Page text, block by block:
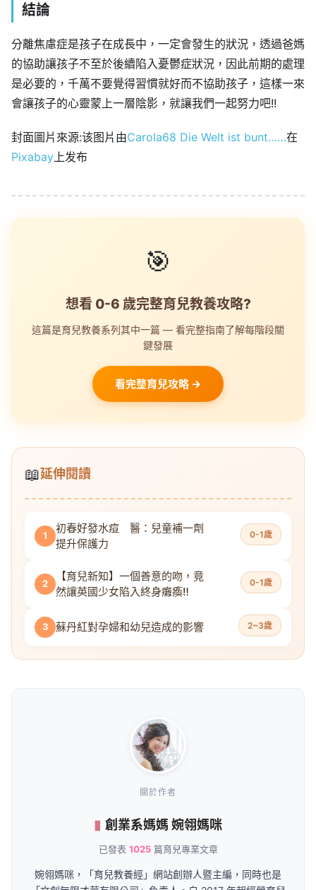
結論
分離焦慮症是孩子在成長中，一定會發生的狀況，透過爸媽
的協助讓孩子不至於後續陷入憂鬱症狀況，因此前期的處理
是必要的，千萬不要覺得習慣就好而不協助孩子，這樣一來
會讓孩子的心靈蒙上一層陰影，就讓我們一起努力吧!!
封面圖片來源:该图片由Carola68 Die Welt ist bunt……在
Pixabay 上发布
🎯
想看 0-6 歲完整育兒教養攻略?
這篇是育兒教養系列其中一篇 — 看完整指南了解每階段關
鍵發展
看完整育兒攻略 →
📖延伸閱讀
1
初春好發水痘 醫：兒童補一劑
提升保護力
0-1歲
2
【育兒新知】一個善意的吻，竟
然讓英國少女陷入終身癱瘓‼
0-1歲
3 蘇丹紅對孕婦和幼兒造成的影響 2~3歲
關於作者
創業系媽媽 婉翎媽咪
已發表 1025篇育兒專業文章
婉翎媽咪，「育兒教養經」網站創辦人暨主編，同時也是